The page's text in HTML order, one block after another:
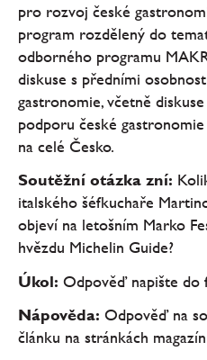
pro rozvoj české
program rozdělený do
odborného programu
diskuse s předními
gastronomie, včetně
podporu české
na celé Česko.
Soutěžní otázka zní:
italského šéfkuchaře
objeví na letošním Marko
hvězdu Michelin Guide?
Úkol: Odpověď napište do
Nápověda: Odpověď na
článku na stránkách